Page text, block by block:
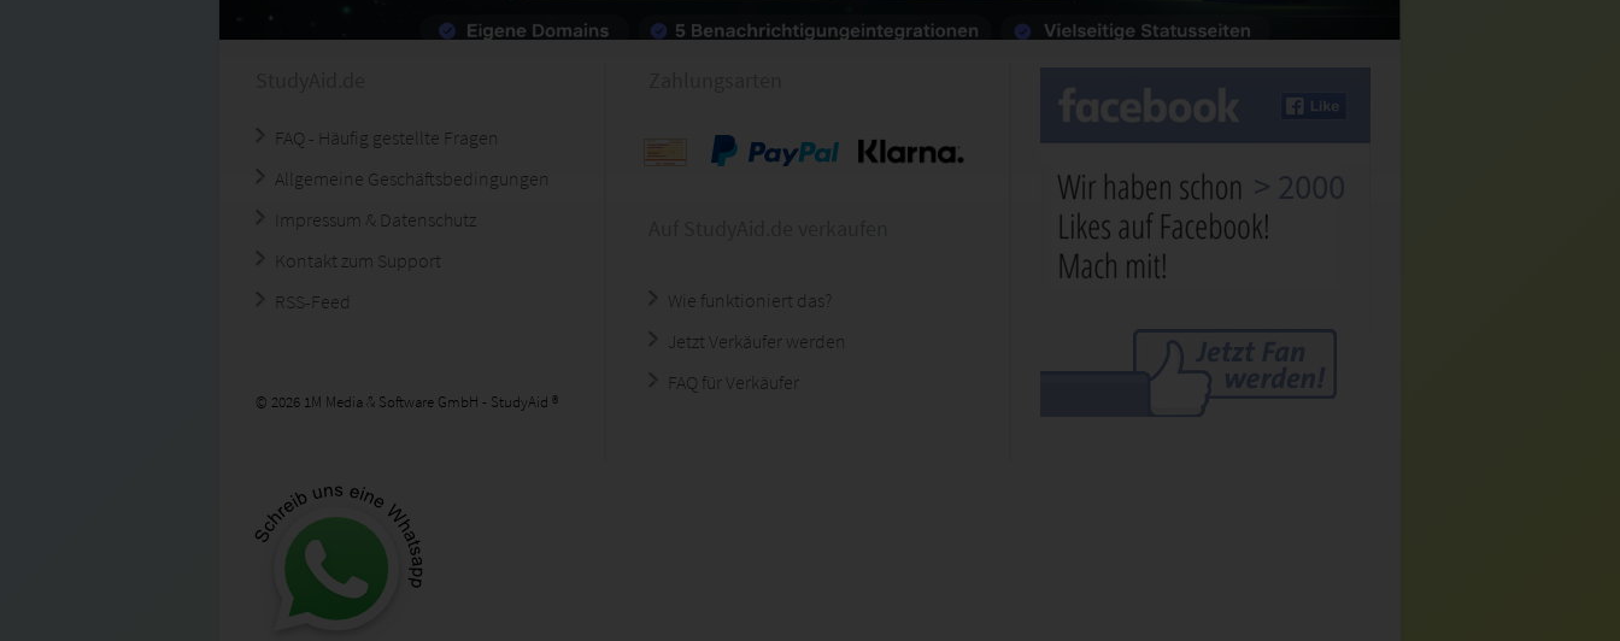
FAQ - Häufig gestellte Fragen
Allgemeine Geschäftsbedingungen
Impressum & Datenschutz
Kontakt zum Support
RSS-Feed
© 2026 1M Media & Software GmbH - StudyAid ®
Wie funktioniert das?
Jetzt Verkäufer werden
FAQ für Verkäufer
> 2000